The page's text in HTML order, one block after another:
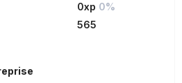
0xp 0%
565